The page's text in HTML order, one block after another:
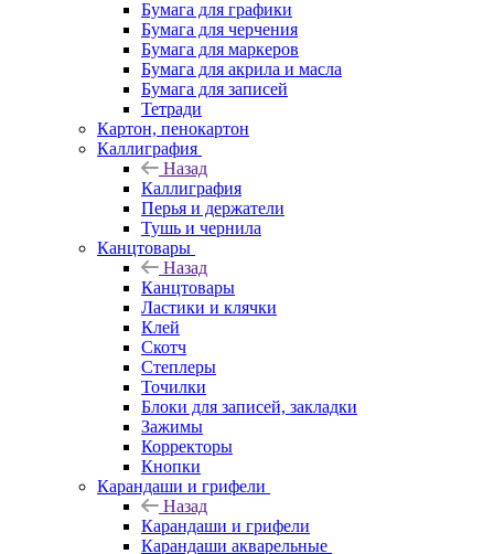
Бумага для графики
Бумага для черчения
Бумага для маркеров
Бумага для акрила и масла
Бумага для записей
Тетради
Картон, пенокартон
Каллиграфия
Назад
Каллиграфия
Перья и держатели
Тушь и чернила
Канцтовары
Назад
Канцтовары
Ластики и клячки
Клей
Скотч
Степлеры
Точилки
Блоки для записей, закладки
Зажимы
Корректоры
Кнопки
Карандаши и грифели
Назад
Карандаши и грифели
Карандаши акварельные